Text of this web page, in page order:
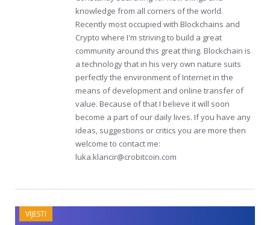
knowledge from all corners of the world.
Recently most occupied with Blockchains and
Crypto where I'm striving to build a great
community around this great thing. Blockchain is
a technology that in his very own nature suits
perfectly the environment of Internet in the
means of development and online transfer of
value. Because of that I believe it will soon
become a part of our daily lives. If you have any
ideas, suggestions or critics you are more then
welcome to contact me:
luka.klancir@crobitcoin.com
VIJESTI